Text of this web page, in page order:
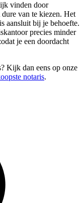
vinden door
van te kiezen. Het
aansluit bij je behoefte.
precies minder
je een doordacht
Kijk dan eens op onze
notaris.